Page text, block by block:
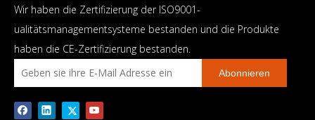
Wir haben die Zertifizierung der ISO9001-
ualitätsmanagementsysteme bestanden und die Produkte
haben die CE-Zertifizierung bestanden.
Abonnieren